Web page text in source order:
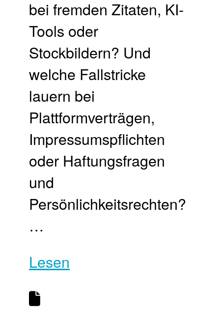
bei fremden Zitaten, KI-
Tools oder
Stockbildern? Und
welche Fallstricke
lauern bei
Plattformverträgen,
Impressumspflichten
oder Haftungsfragen
und
Persönlichkeitsrechten?
…
Lesen